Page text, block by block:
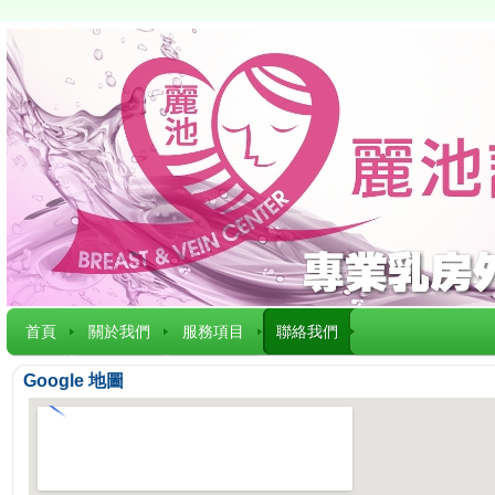
首頁 關於我們 服務項目 聯絡我們
Google 地圖